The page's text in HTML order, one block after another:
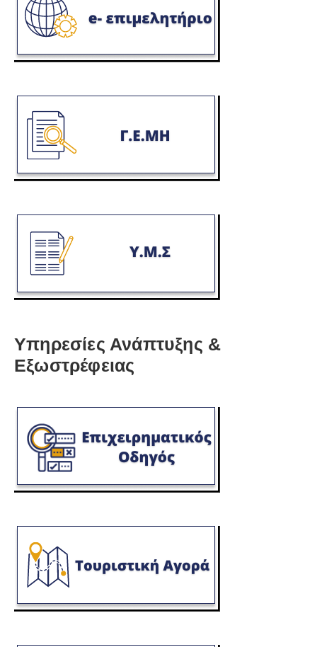
Υπηρεσίες Ανάπτυξης &
Εξωστρέφειας